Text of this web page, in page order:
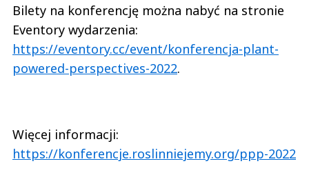
Bilety na konferencję można nabyć na stronie
Eventory wydarzenia:
https://eventory.cc/event/konferencja-plant-
powered-perspectives-2022.
Więcej informacji:
https://konferencje.roslinniejemy.org/ppp-2022